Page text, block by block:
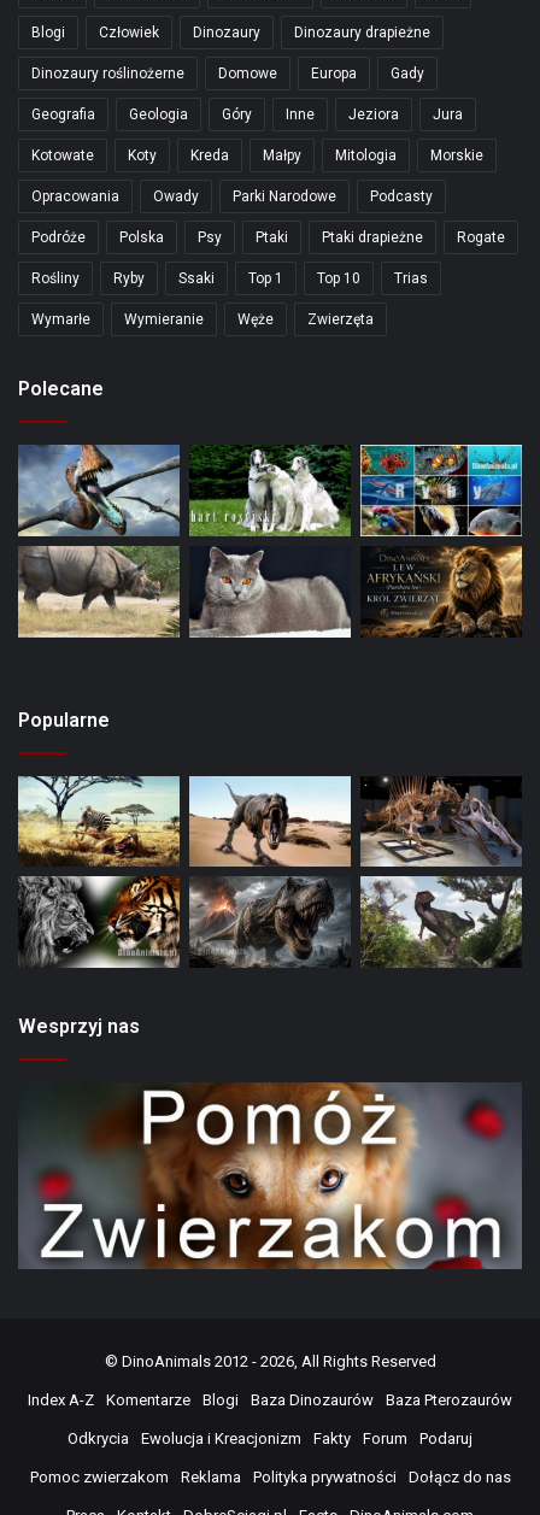
Blogi Człowiek Dinozaury Dinozaury drapieżne
Dinozaury roślinożerne Domowe Europa Gady
Geografia Geologia Góry Inne Jeziora Jura
Kotowate Koty Kreda Małpy Mitologia Morskie
Opracowania Owady Parki Narodowe Podcasty
Podróże Polska Psy Ptaki Ptaki drapieżne Rogate
Rośliny Ryby Ssaki Top 1 Top 10 Trias
Wymarłe Wymieranie Węże Zwierzęta
Polecane
Popularne
Wesprzyj nas
© DinoAnimals2012 - 2026, All Rights Reserved
Index A-Z Komentarze Blogi Baza Dinozaurów Baza Pterozaurów
Odkrycia Ewolucja i Kreacjonizm Fakty Forum Podaruj
Pomoc zwierzakom Reklama Polityka prywatności Dołącz do nas